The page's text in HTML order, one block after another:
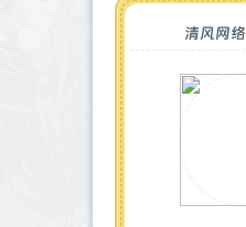
清风网络